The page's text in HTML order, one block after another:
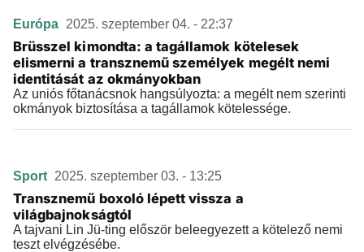
Európa 2025. szeptember 04. - 22:37
Brüsszel kimondta: a tagállamok kötelesek
elismerni a transznemű személyek megélt nemi
identitását az okmányokban
Az uniós főtanácsnok hangsúlyozta: a megélt nem szerinti
okmányok biztosítása a tagállamok kötelessége.
Sport 2025. szeptember 03. - 13:25
Transznemű boxoló lépett vissza a
világbajnokságtól
A tajvani Lin Jü-ting először beleegyezett a kötelező nemi
teszt elvégzésébe.